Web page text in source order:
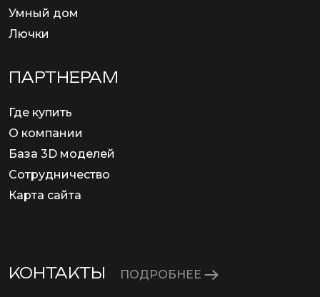
Умный дом
Лючки
ПАРТНЕРАМ
Где купить
О компании
База 3D моделей
Сотрудничество
Карта сайта
КОНТАКТЫ ПОДРОБНЕЕ